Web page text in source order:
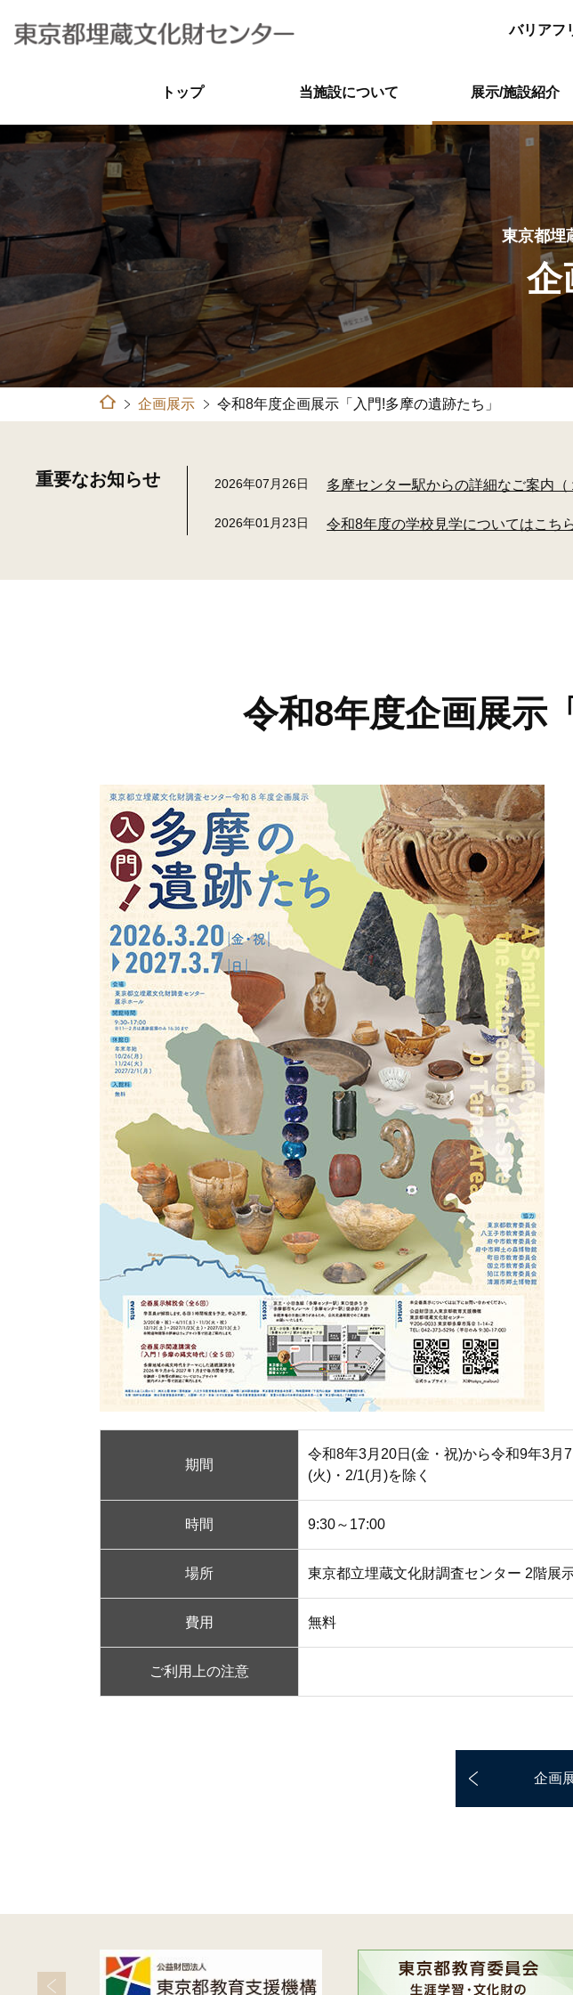
バリアフ
トップ 当施設について 展示/施設紹介
東京都埋
企
企画展示 令和8年度企画展示「入門!多摩の遺跡たち」
重要なお知らせ 2026年07月26日 多摩センター駅からの詳細なご案内（
2026年01月23日 令和8年度の学校見学についてはこち
令和8年度企画展示
期間
令和8年3月20日(金・祝)から令和9年3
(火)・2/1(月)を除く
時間 9:30～17:00
場所 東京都立埋蔵文化財調査センター 2階展
費用 無料
ご利用上の注意
企画